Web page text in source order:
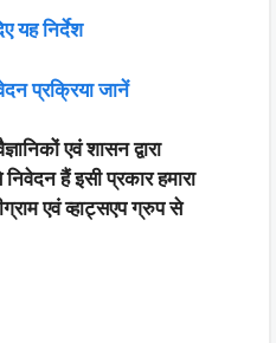
यह निर्देश
प्रक्रिया जानें
एवं शासन द्वारा
हैं इसी प्रकार हमारा
एवं व्हाट्सएप ग्रुप से